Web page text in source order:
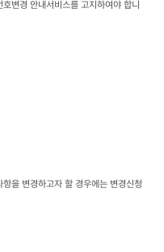
변경 안내서비스를 고지하여야 합니
을 변경하고자 할 경우에는 변경신청